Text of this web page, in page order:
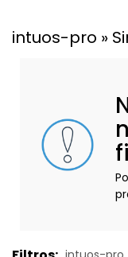
intuos-pro »